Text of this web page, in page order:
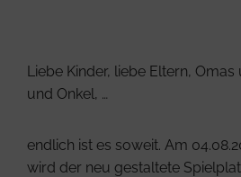
Liebe Kinder, liebe Eltern, Omas
und Onkel, …
endlich ist es soweit. Am
wird der neu gestaltete